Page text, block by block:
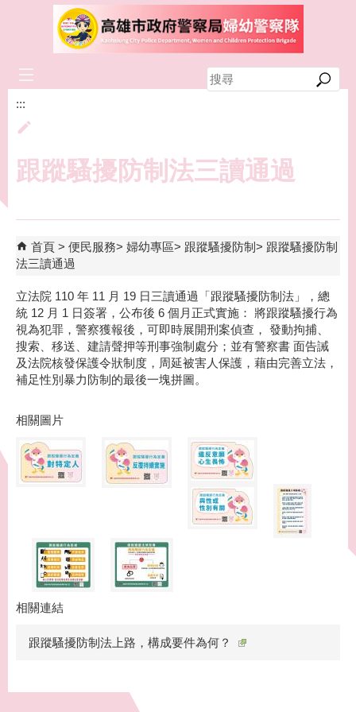
跳到主要內容區塊
搜
尋
:::
跟蹤騷擾防制法三讀通過
首頁 便民服務 婦幼專區 跟蹤騷擾防制
跟蹤騷擾防制
法三讀通過
立法院 110 年 11 月 19 日三讀通過「跟蹤騷擾防制法」，總
統 12 月 1 日簽署，公布後 6 個月正式實施： 將跟蹤騷擾行為
視為犯罪，警察獲報後，可即時展開刑案偵查， 發動拘捕、
搜索、移送、建請聲押等刑事強制處分；並有警察書 面告誡
及法院核發保護令狀制度，周延被害人保護，藉由完善立法，
補足性別暴力防制的最後一塊拼圖。
相關圖片
相關連結
跟蹤騷擾防制法上路，構成要件為何？